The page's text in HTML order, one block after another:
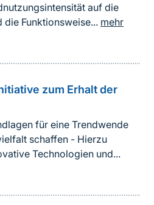
auf die
Funktionsweise... mehr
zum Erhalt der
für eine Trendwende
schaffen - Hierzu
Technologien und...